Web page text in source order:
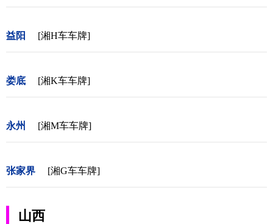
益阳 [湘H车车牌]
娄底 [湘K车车牌]
永州 [湘M车车牌]
张家界 [湘G车车牌]
山西